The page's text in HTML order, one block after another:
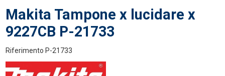
Makita Tampone x lucidare x
9227CB P-21733
Riferimento P-21733